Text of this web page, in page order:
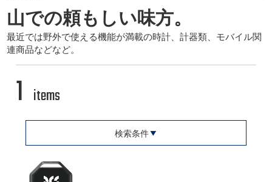
山での頼もしい味方。
最近では野外で使える機能が満載の時計、計器類、モバイル関
連商品などなど。
1 items
検索条件